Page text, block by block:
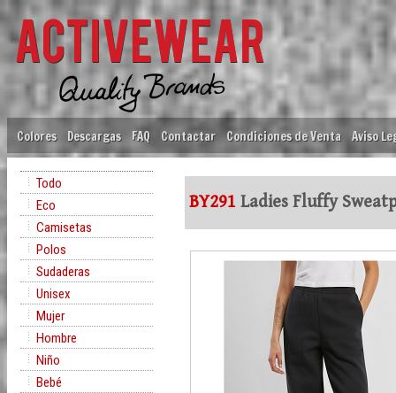
Colores Descargas FAQ Contactar Condiciones de Venta Aviso
Todo
Eco
Camisetas
Polos
Sudaderas
Unisex
Mujer
Hombre
Niño
Bebé
BY291 Ladies Fluffy